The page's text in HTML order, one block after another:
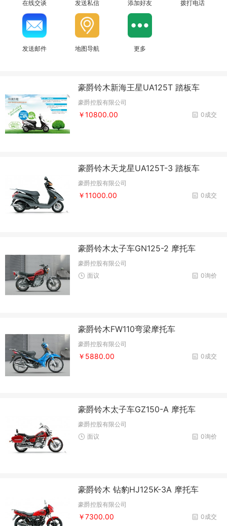
在线交谈 发送私信 添加好友 拨打电话
发送邮件 地图导航 更多
豪爵铃木新海王星UA125T 踏板车
豪爵控股有限公司
0成交
￥10800.00
豪爵铃木天龙星UA125T-3 踏板车
豪爵控股有限公司
0成交
￥11000.00
豪爵铃木太子车GN125-2 摩托车
豪爵控股有限公司
0询价
面议
豪爵铃木FW110弯梁摩托车
豪爵控股有限公司
0成交
￥5880.00
豪爵铃木太子车GZ150-A 摩托车
豪爵控股有限公司
0询价
面议
豪爵铃木 钻豹HJ125K-3A 摩托车
豪爵控股有限公司
0成交
￥7300.00